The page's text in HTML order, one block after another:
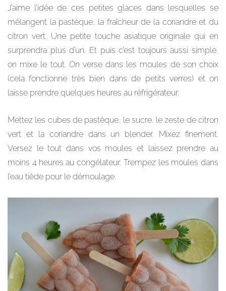
J’aime l’idée de ces petites glaces dans lesquelles se
mélangent la pastèque, la fraîcheur de la coriandre et du
citron vert. Une petite touche asiatique originale qui en
surprendra plus d’un. Et puis c’est toujours aussi simple,
on mixe le tout. On verse dans les moules de son choix
(cela fonctionne très bien dans de petits verres) et on
laisse prendre quelques heures au réfrigérateur.
Mettez les cubes de pastèque, le sucre, le zeste de citron
vert et la coriandre dans un blender. Mixez finement.
Versez le tout dans vos moules et laissez prendre au
moins 4 heures au congélateur. Trempez les moules dans
l’eau tiède pour le démoulage.